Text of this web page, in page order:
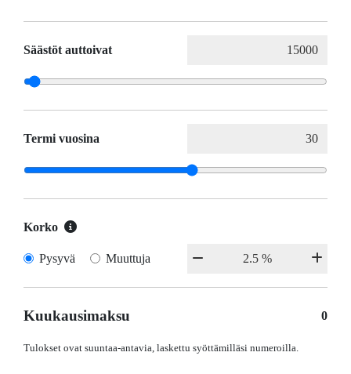
Säästöt auttoivat
Termi vuosina
Korko
Pysyvä Muuttuja
Kuukausimaksu 0
Tulokset ovat suuntaa-antavia, laskettu syöttämilläsi numeroilla.